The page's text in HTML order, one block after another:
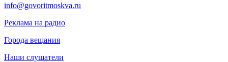
info@govoritmoskva.ru
Реклама на радио
Города вещания
Наши слушатели